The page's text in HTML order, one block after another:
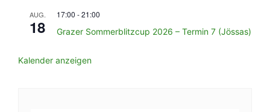
AUG.
18
17:00 -21:00
Grazer Sommerblitzcup 2026 – Termin 7 (Jössas)
Kalender anzeigen